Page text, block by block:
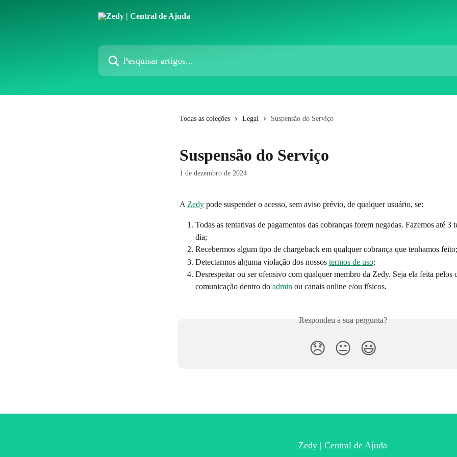
Pesquisar artigos...
Todas as coleções Legal Suspensão do Serviço
Suspensão do Serviço
1 de dezembro de 2024
A Zedy pode suspender o acesso, sem aviso prévio, de qualquer usuário, se:
Todas as tentativas de pagamentos das cobranças forem negadas. Fazemos até 3
dia;
Recebermos algum tipo de chargeback em qualquer cobrança que tenhamos feito;
Detectarmos alguma violação dos nossos termos de uso;
Desrespeitar ou ser ofensivo com qualquer membro da Zedy. Seja ela feita pelos
comunicação dentro do admin ou canais online e/ou físicos.
Respondeu à sua pergunta?
😞 😐 😃
Zedy | Central de Ajuda